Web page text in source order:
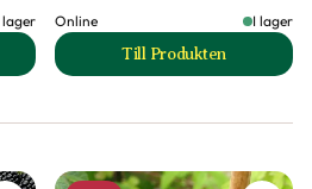
lager
Giant' produktsida
Online
I lager
Till Produkten
till Björnbär 'Little